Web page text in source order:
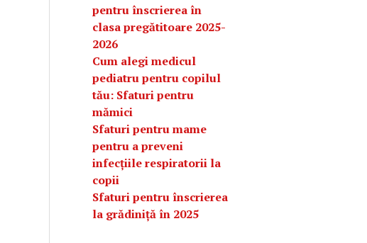
pentru înscrierea în
clasa pregătitoare 2025-
2026
Cum alegi medicul
pediatru pentru copilul
tău: Sfaturi pentru
mămici
Sfaturi pentru mame
pentru a preveni
infecțiile respiratorii la
copii
Sfaturi pentru înscrierea
la grădiniță în 2025